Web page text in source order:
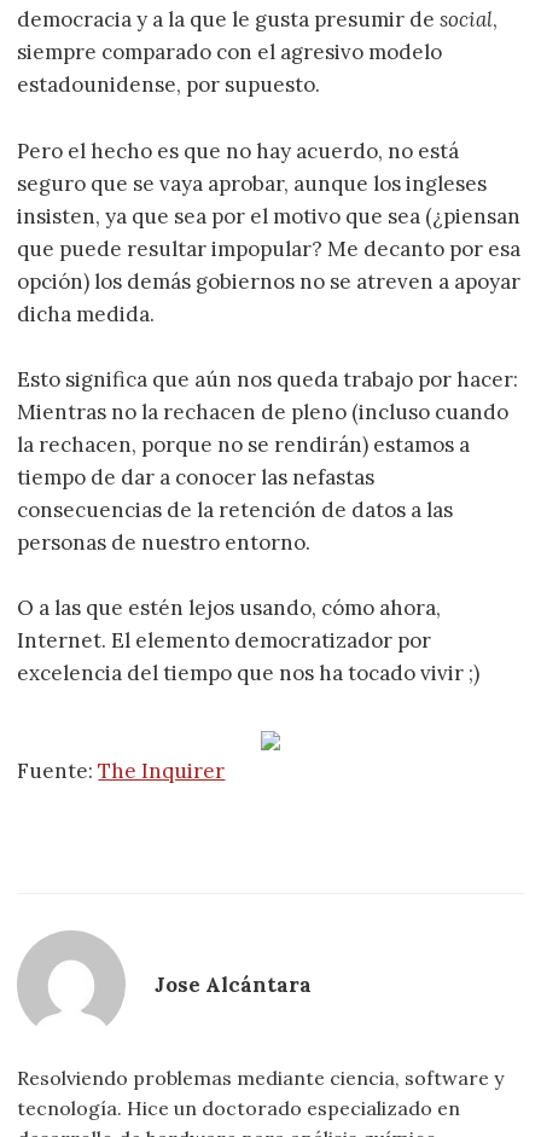
democracia y a la que le gusta presumir desocial,
siempre comparado con el agresivo modelo
estadounidense, por supuesto.
Pero el hecho es que no hay acuerdo, no está
seguro que se vaya aprobar, aunque los ingleses
insisten, ya que sea por el motivo que sea (¿piensan
que puede resultar impopular? Me decanto por esa
opción) los demás gobiernos no se atreven a apoyar
dicha medida.
Esto significa que aún nos queda trabajo por hacer:
Mientras no la rechacen de pleno (incluso cuando
la rechacen, porque no se rendirán) estamos a
tiempo de dar a conocer las nefastas
consecuencias de la retención de datos a las
personas de nuestro entorno.
O a las que estén lejos usando, cómo ahora,
Internet. El elemento democratizador por
excelencia del tiempo que nos ha tocado vivir ;)
Fuente:The Inquirer
Jose Alcántara
Resolviendo problemas mediante ciencia, software y
tecnología. Hice un doctorado especializado en